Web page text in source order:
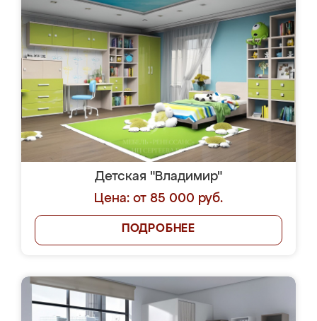
Детская "Владимир"
Цена: от 85 000 руб.
ПОДРОБНЕЕ